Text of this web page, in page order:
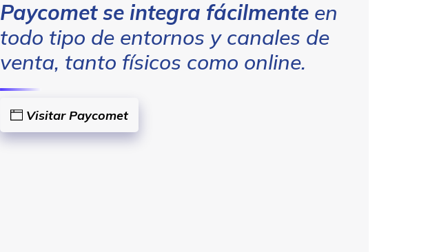
Paycometse integra fácilmente en
todo tipo de entornos y canales de
venta, tanto físicos como online.
Visitar Paycomet